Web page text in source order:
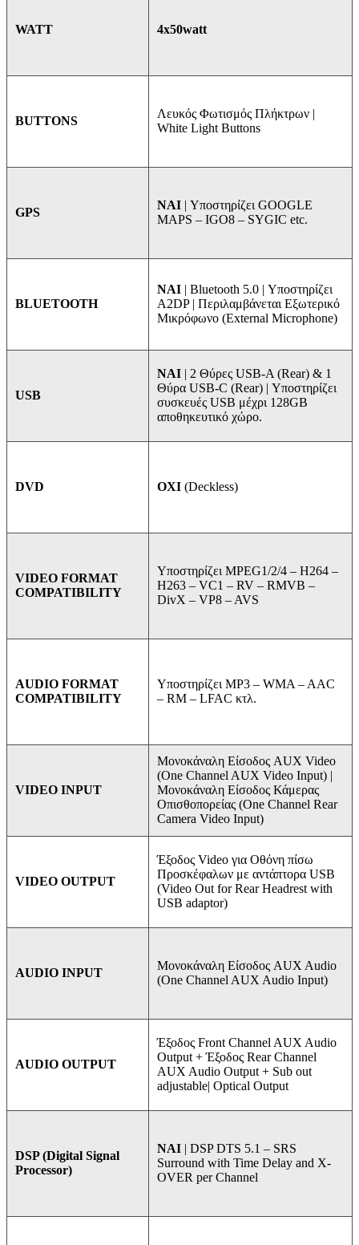
WATT 4x50watt
BUTTONS
Λευκός Φωτισμός Πλήκτρων |
White Light Buttons
GPS
NAI | Υποστηρίζει GOOGLE
MAPS – IGO8 – SYGIC etc.
BLUETOOTH
ΝΑΙ | Bluetooth 5.0 | Υποστηρίζει
A2DP | Περιλαμβάνεται Εξωτερικό
Μικρόφωνο (External Microphone)
USB
ΝΑΙ | 2 Θύρες USB-A (Rear) & 1
Θύρα USB-C (Rear) | Υποστηρίζει
συσκευές USB μέχρι 128GB
αποθηκευτικό χώρο.
DVD ΟΧΙ (Deckless)
VIDEO FORMAT
COMPATIBILITY
Υποστηρίζει MPEG1/2/4 – H264 –
H263 – VC1 – RV – RMVB –
DivX – VP8 – AVS
AUDIO FORMAT
COMPATIBILITY
Υποστηρίζει MP3 – WMA – AAC
– RM – LFAC κτλ.
VIDEO INPUT
Μονοκάναλη Είσοδος AUX Video
(One Channel AUX Video Input) |
Μονοκάναλη Είσοδος Κάμερας
Οπισθοπορείας (One Channel Rear
Camera Video Input)
VIDEO OUTPUT
Έξοδος Video για Οθόνη πίσω
Προσκέφαλων με αντάπτορα USB
(Video Out for Rear Headrest with
USB adaptor)
AUDIO INPUT
Μονοκάναλη Είσοδος AUX Audio
(One Channel AUX Audio Input)
AUDIO OUTPUT
Έξοδος Front Channel AUX Audio
Output + Έξοδος Rear Channel
AUX Audio Output + Sub out
adjustable| Optical Output
DSP (Digital Signal
Processor)
ΝΑΙ | DSP DTS 5.1 – SRS
Surround with Time Delay and X-
OVER per Channel